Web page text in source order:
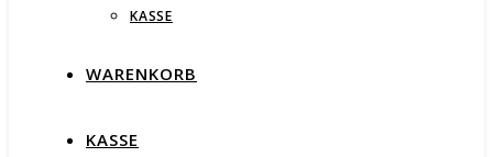
KASSE
WARENKORB
KASSE